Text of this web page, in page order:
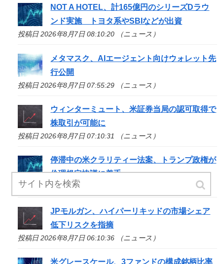
NOT A HOTEL、計165億円のシリーズDラウ
ンド実施 トヨタ系やSBIなどが出資
投稿日 2026年8月7日 08:10:20 （ニュース）
メタマスク、AIエージェント向けウォレット先
行公開
投稿日 2026年8月7日 07:55:29 （ニュース）
ウィンターミュート、米証券当局の認可取得で
株取引が可能に
投稿日 2026年8月7日 07:10:31 （ニュース）
停滞中の米クラリティー法案、トランプ政権が
倫理規定協議に着手
投稿日 2026年8月7日 06:40:33 （ニュース）
JPモルガン、ハイパーリキッドの市場シェア
低下リスクを指摘
投稿日 2026年8月7日 06:10:36 （ニュース）
米グレースケール、3ファンドの構成銘柄比率